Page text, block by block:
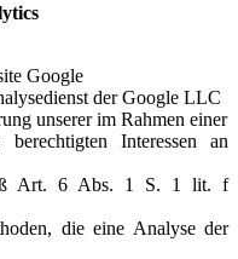
Google
der Google LLC
unserer im Rahmen einer
berechtigten Interessen an
Art. 6 Abs. 1 S. 1 lit. f
die eine Analyse der